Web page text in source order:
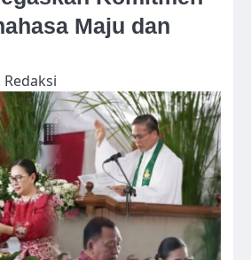
Maju dan
Redaksi